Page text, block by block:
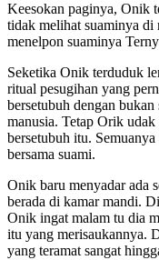
Keesokan paginya, Onik
tidak melihat suaminya di
menelpon suaminya
Seketika Onik terduduk
ritual pesugihan yang
bersetubuh dengan
manusia. Tetap Orik udak
bersetubuh itu.
bersama suami.
Onik baru menyadar ada
berada di kamar mandi.
Onik ingat malam tu dia
itu yang merisaukannya.
yang teramat sangat